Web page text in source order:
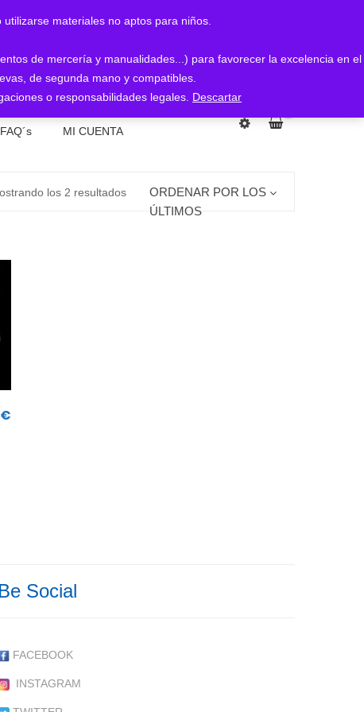
materiales no aptos para niños.
de mercería y manualidades...) para favorecer la excelencia en el
de segunda mano y compatibles.
o responsabilidades legales. Descartar
FAQ´s MI CUENTA
los 2 resultadosOrdenadoORDENAR POR LOS
ÚLTIMOS
€
Be Social
FACEBOOK
INSTAGRAM